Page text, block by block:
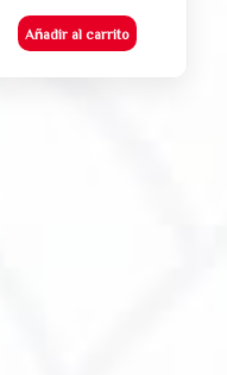
Añadir al carrito